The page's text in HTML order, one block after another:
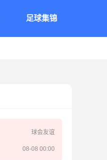
足球集锦
球会友谊
08-08 00:00